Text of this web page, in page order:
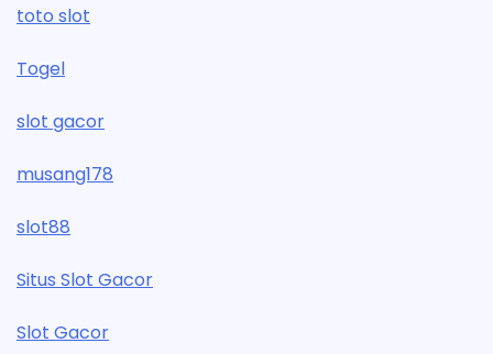
toto slot
Togel
slot gacor
musang178
slot88
Situs Slot Gacor
Slot Gacor